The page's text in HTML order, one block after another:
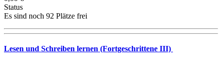
Status
Es sind noch 92 Plätze frei
Lesen und Schreiben lernen (Fortgeschrittene III)